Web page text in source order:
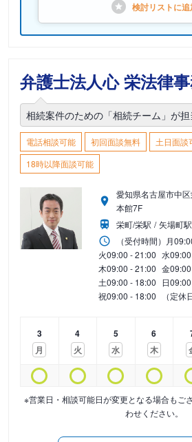
検討リストに追
弁護士法人心 栄法律
相続案件のための「相続チーム」が担
電話相談可能 初回面談無料
土日面談
18時以降面談可能
愛知県名古屋市中
本館7F
栄町/栄駅
矢場町駅
（受付時間） 月
火09:00 - 21:00 水
木09:00 - 21:00 金
土09:00 - 18:00 日
祝09:00 - 18:00 （定休
3
月
4
火
5
水
6
木
※営業日・相談可能日が変更となる場合もご
わせください。